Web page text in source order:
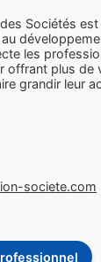
Sociétés
les
offrant plus de
grandir leur
societe.com